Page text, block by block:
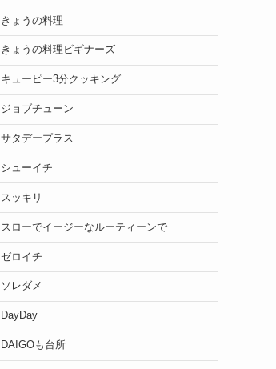
きょうの料理
きょうの料理ビギナーズ
キューピー3分クッキング
ジョブチューン
サタデープラス
シューイチ
スッキリ
スローでイージーなルーティーンで
ゼロイチ
ソレダメ
DayDay
DAIGOも台所